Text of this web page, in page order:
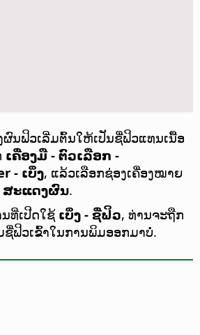
ນຟິວເລີ່ມຕົ້ນໃຫ້ເປັນຊື່ຟິວແທນເນື້ອ
ເຄື່ອງມື - ຕົວເລືອກ -
- ເບິ່ງ, ແລ້ວເລືອກຊ່ອງເຄື່ອງໝາຍ
ສະແດງຜົນ.
ທີ່ເປີດໃຊ້ ເບິ່ງ - ຊື່ຟິວ, ທ່ານຈະຖືກ
ຟິວເຂົ້າໃນການພິມອອກມາບໍ່.